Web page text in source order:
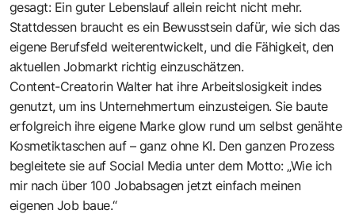
gesagt: Ein guter Lebenslauf allein reicht nicht mehr.
Stattdessen braucht es ein Bewusstsein dafür, wie sich das
eigene Berufsfeld weiterentwickelt, und die Fähigkeit, den
aktuellen Jobmarkt richtig einzuschätzen.
Content-Creatorin Walter hat ihre Arbeitslosigkeit indes
genutzt, um ins Unternehmertum einzusteigen. Sie baute
erfolgreich ihre eigene Marke glow rund um selbst genähte
Kosmetiktaschen auf – ganz ohne KI. Den ganzen Prozess
begleitete sie auf Social Media unter dem Motto: „Wie ich
mir nach über 100 Jobabsagen jetzt einfach meinen
eigenen Job baue.“